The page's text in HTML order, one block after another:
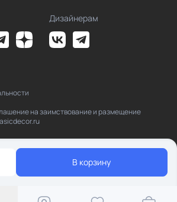
В корзину
Дизайнерам
на заимствование и размещение